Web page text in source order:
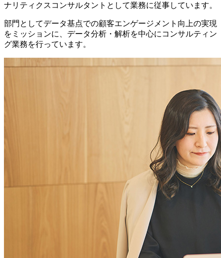
ナリティクスコンサルタントとして業務に従事しています。
部門としてデータ基点での顧客エンゲージメント向上の実現
をミッションに、データ分析・解析を中心にコンサルティン
グ業務を行っています。